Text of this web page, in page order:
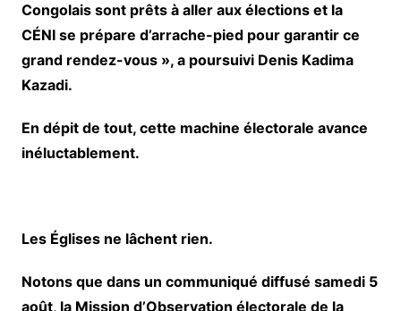
Congolais sont prêts à aller aux élections et la
CÉNI se prépare d’arrache-pied pour garantir ce
grand rendez-vous », a poursuivi Denis Kadima
Kazadi.
En dépit de tout, cette machine électorale avance
inéluctablement.
Les Églises ne lâchent rien.
Notons que dans un communiqué diffusé samedi 5
août, la Mission d’Observation électorale de la